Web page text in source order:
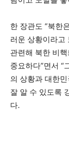
한 장관도 “북한
러운 상황이라고
관련해 북한 비
중요하다”면서 “
의 상황과 대한
잘 알 수 있도록
다.